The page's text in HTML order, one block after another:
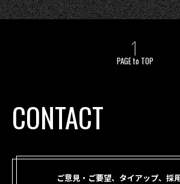
PAGE to TOP
CONTACT
ご意見・ご要望、タイアップ、採